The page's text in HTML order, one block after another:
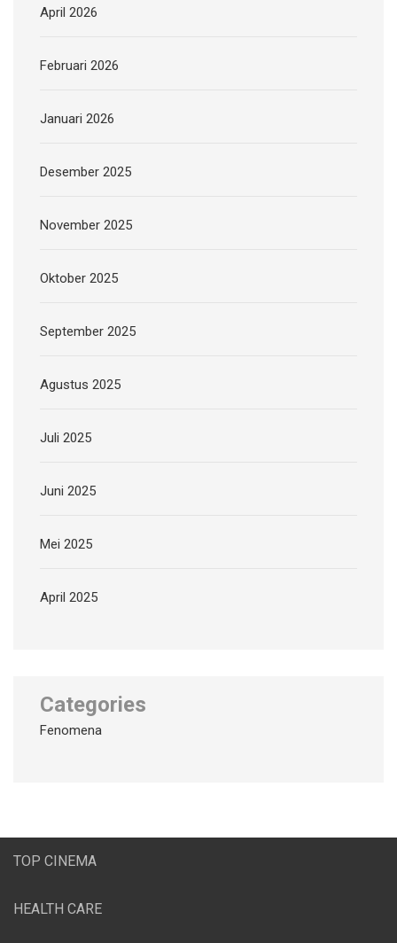
April 2026
Februari 2026
Januari 2026
Desember 2025
November 2025
Oktober 2025
September 2025
Agustus 2025
Juli 2025
Juni 2025
Mei 2025
April 2025
Categories
Fenomena
TOP CINEMA
HEALTH CARE